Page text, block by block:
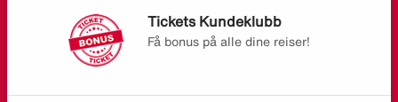
Tickets Kundeklubb
Få bonus på alle dine reiser!